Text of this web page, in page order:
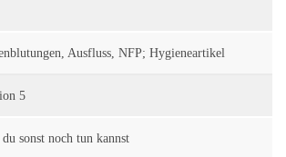
Ausfluss, NFP; Hygieneartikel
5
sonst noch tun kannst